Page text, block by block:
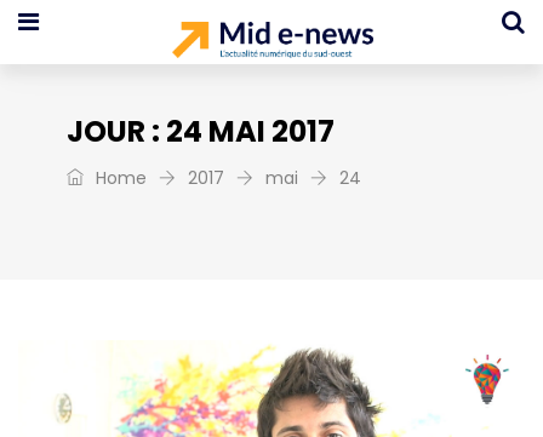
JOUR : 24 MAI 2017
Home 2017 mai 24